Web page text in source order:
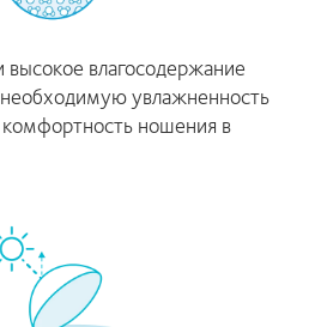
высокое влагосодержание
увлажненность
ношения в